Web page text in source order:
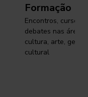
Formação
Encontros, cursos,
debates nas áreas
cultura, arte,
cultural